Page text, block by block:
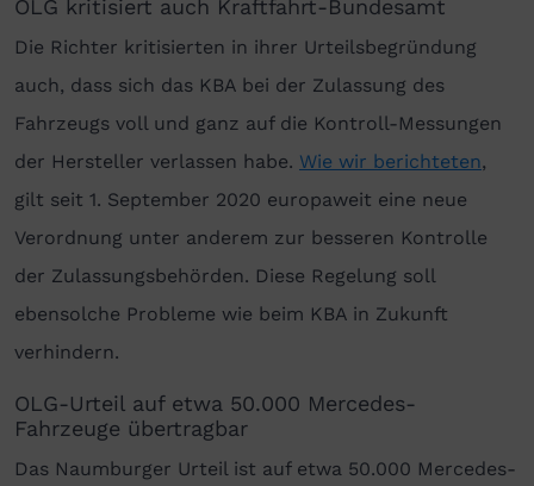
OLG kritisiert auch Kraftfahrt-Bundesamt
Die Richter kritisierten in ihrer Urteilsbegründung
auch, dass sich das KBA bei der Zulassung des
Fahrzeugs voll und ganz auf die Kontroll-Messungen
der Hersteller verlassen habe. Wie wir berichteten,
gilt seit 1. September 2020 europaweit eine neue
Verordnung unter anderem zur besseren Kontrolle
der Zulassungsbehörden. Diese Regelung soll
ebensolche Probleme wie beim KBA in Zukunft
verhindern.
OLG-Urteil auf etwa 50.000 Mercedes-
Fahrzeuge übertragbar
Das Naumburger Urteil ist auf etwa 50.000 Mercedes-